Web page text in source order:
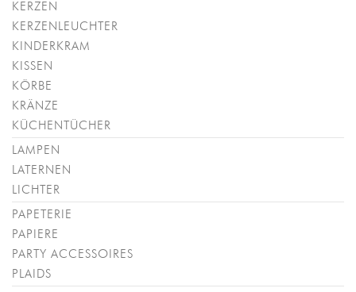
KERZEN
KERZENLEUCHTER
KINDERKRAM
KISSEN
KÖRBE
KRÄNZE
KÜCHENTÜCHER
LAMPEN
LATERNEN
LICHTER
PAPETERIE
PAPIERE
PARTY ACCESSOIRES
PLAIDS